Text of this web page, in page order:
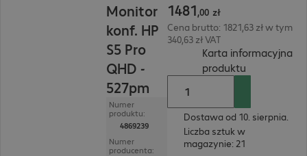
Monitor
konf. HP
S5 Pro
QHD -
527pm
Numer
produktu:
4869239
Numer
producenta:
1481,00 zł
Cena brutto: 1821,63 zł w tym
340,63 zł VAT
Karta informacyjna
produktu
Dostawa od 10. sierpnia.
Liczba sztuk w
magazynie: 21